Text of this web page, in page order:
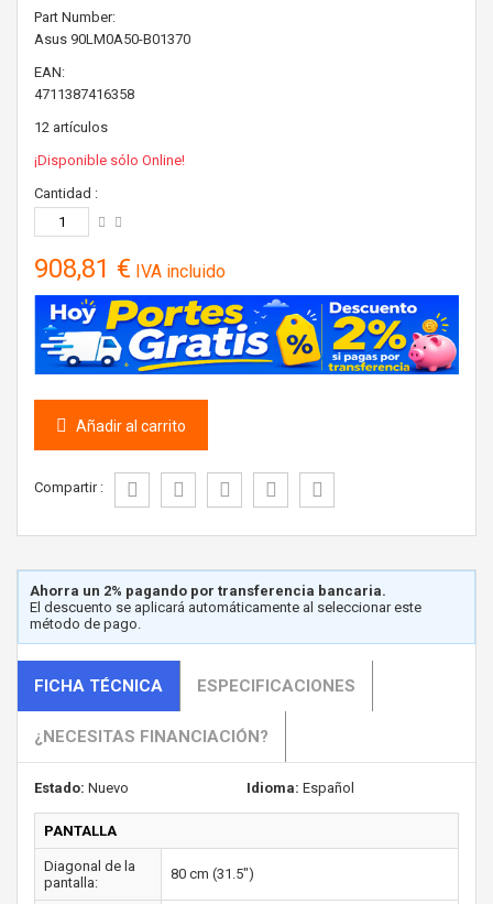
Part Number:
Asus 90LM0A50-B01370
EAN:
4711387416358
12 artículos
¡Disponible sólo Online!
Cantidad :
908,81 € IVA incluido
Añadir al carrito
Compartir :
Ahorra un 2% pagando por transferencia bancaria.
El descuento se aplicará automáticamente al seleccionar este
método de pago.
FICHA TÉCNICA ESPECIFICACIONES
¿NECESITAS FINANCIACIÓN?
Estado: Nuevo Idioma: Español
PANTALLA
Diagonal de la
pantalla:
80 cm (31.5")